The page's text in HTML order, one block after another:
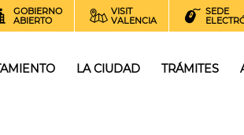
GOBIERNO
ABIERTO
VISIT
VALENCIA
SEDE
LA CIUDAD TRÁMITES